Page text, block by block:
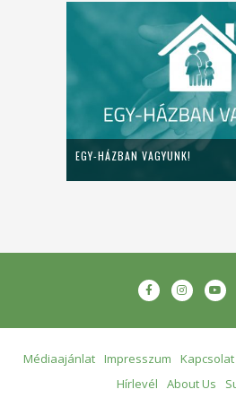
EGY-HÁZBAN VAGYUNK!
Médiaajánlat Impresszum Kapcsolat
Hírlevél
About Us